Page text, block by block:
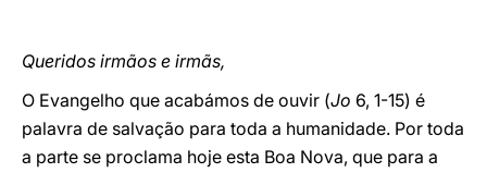
Queridos irmãos e irmãs,
O Evangelho que acabámos de ouvir (Jo 6, 1-15) é
palavra de salvação para toda a humanidade. Por toda
a parte se proclama hoje esta Boa Nova, que para a